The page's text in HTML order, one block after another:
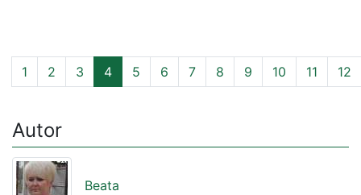
1 2 3 4 5 6 7 8 9 10 11 12
Autor
Beata